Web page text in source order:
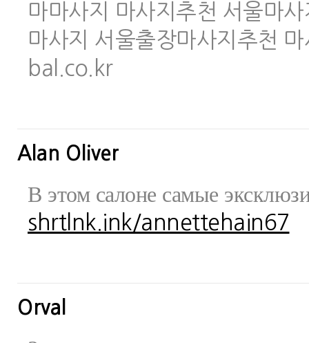
마마사지 마사지추천 서울마
마사지 서울출장마사지추천
bal.co.kr
Alan Oliver
В этом салоне самые
shrtlnk.ink/annettehain67
Orval